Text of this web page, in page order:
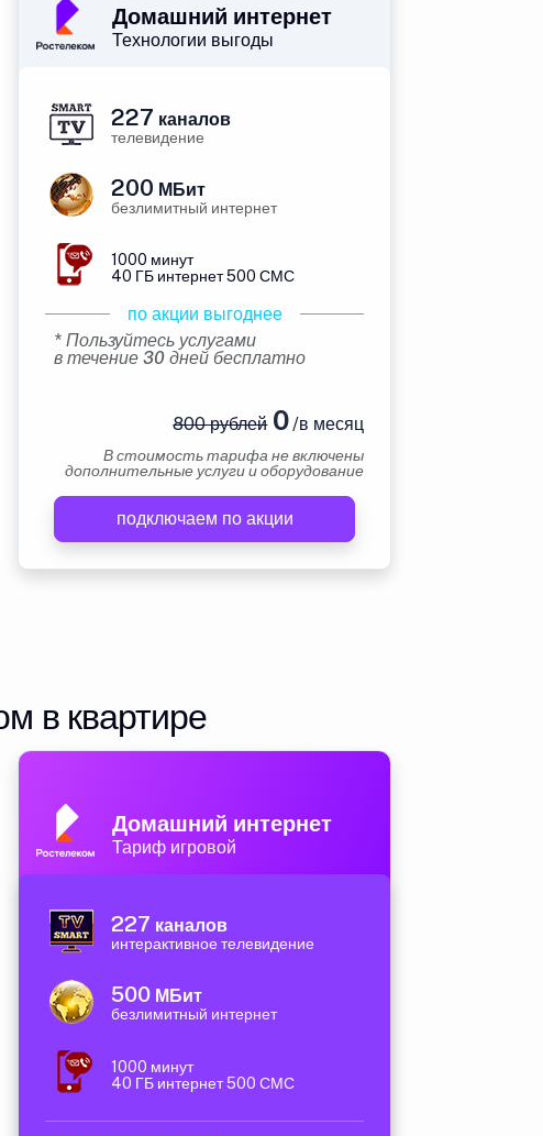
Домашний интернет
Технологии выгоды
227 каналов
телевидение
200 МБит
безлимитный интернет
1000 минут
40 ГБ интернет 500 СМС
по акции выгоднее
* Пользуйтесь услугами
в течение 30 дней бесплатно
800 рублей0/в месяц
В стоимость тарифа не включены
дополнительные услуги и оборудование
подключаем по акции
в квартире
Домашний интернет
Тариф игровой
227 каналов
интерактивное телевидение
500 МБит
безлимитный интернет
1000 минут
40 ГБ интернет 500 СМС